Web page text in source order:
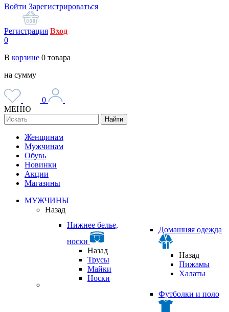
Войти Зарегистрироваться
Регистрация Вход
0
В корзине 0 товара
на сумму
0
МЕНЮ
Найти
Женщинам
Мужчинам
Обувь
Новинки
Акции
Магазины
МУЖЧИНЫ
Назад
Нижнее белье,
носки
Назад
Трусы
Майки
Носки
Домашняя одежда
Назад
Пижамы
Халаты
Футболки и поло